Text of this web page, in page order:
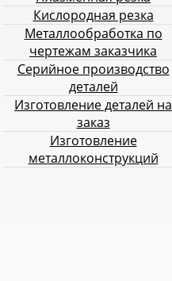
Кислородная резка
Металлообработка по
чертежам заказчика
Серийное производство
деталей
Изготовление деталей на
заказ
Изготовление
металлоконструкций